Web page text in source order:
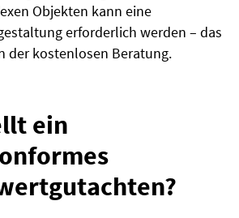
Objekten kann eine
erforderlich werden – das
der kostenlosen Beratung.
ein